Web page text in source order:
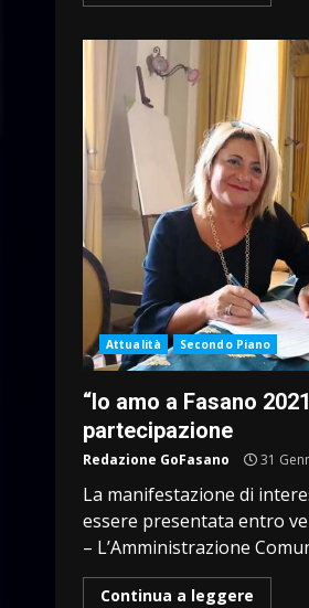
Attualità Secondo Piano
“Io amo a Fasano
partecipazione
Redazione GoFasano 31
La manifestazione di
essere presentata entro
– L’Amministrazione
Continua a leggere